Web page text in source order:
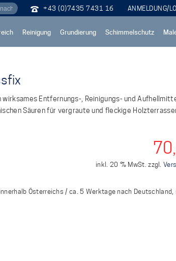
ANMELDUNG/
+43 (0)7435 7431 16
Reinigung Grundierung Schimmelschutz
inkl. 20 % MwSt. zzgl.
wirksames Entfernungs-, Reinigungs- und
Säuren für vergraute und fleckige
Österreichs / ca. 5 Werktage nach